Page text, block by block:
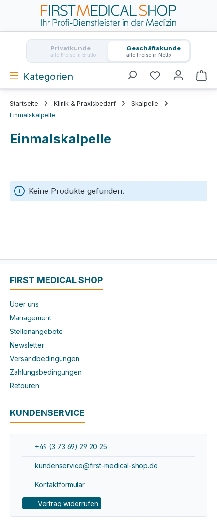
Zum Hauptinhalt springen
Privatkunde
alle Preise in Brutto
Geschäftskunde
alle Preise in Netto
Kategorien
Startseite Klinik & Praxisbedarf
Skalpelle
Einmalskalpelle
Einmalskalpelle
Keine Produkte gefunden.
FIRST MEDICAL SHOP
Über uns
Management
Stellenangebote
Newsletter
Versandbedingungen
Zahlungsbedingungen
Retouren
KUNDENSERVICE
+49 (3 73 69) 29 20 25
kundenservice@first-medical-shop.de
Kontaktformular
Vertrag widerrufen